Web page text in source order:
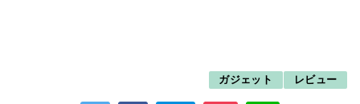
ガジェット レビュー